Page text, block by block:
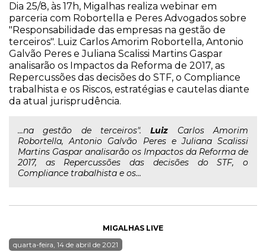
Dia 25/8, às 17h, Migalhas realiza webinar em
parceria com Robortella e Peres Advogados sobre
"Responsabilidade das empresas na gestão de
terceiros". Luiz Carlos Amorim Robortella, Antonio
Galvão Peres e Juliana Scalissi Martins Gaspar
analisarão os Impactos da Reforma de 2017, as
Repercussões das decisões do STF, o Compliance
trabalhista e os Riscos, estratégias e cautelas diante
da atual jurisprudência.
...na gestão de terceiros".Luiz Carlos Amorim
Robortella, Antonio Galvão Peres e Juliana Scalissi
Martins Gaspar analisarão os Impactos da Reforma de
2017, as Repercussões das decisões do STF, o
Compliance trabalhista e os...
MIGALHAS LIVE
quarta-feira, 14 de abril de 2021